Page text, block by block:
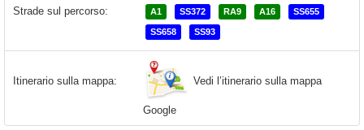
Strade sul percorso: A1 SS372 RA9 A16 SS655
SS658 SS93
Itinerario sulla mappa: Vedi l’itinerario sulla mappa
Google